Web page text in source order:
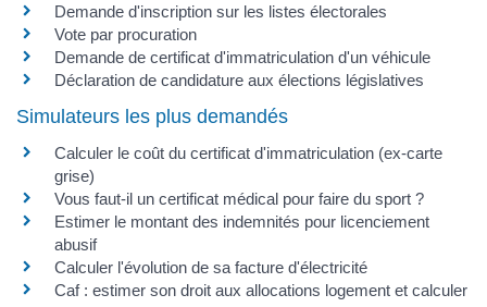
Demande d'inscription sur les listes électorales
Vote par procuration
Demande de certificat d'immatriculation d'un véhicule
Déclaration de candidature aux élections législatives
Simulateurs les plus demandés
Calculer le coût du certificat d'immatriculation (ex-carte
grise)
Vous faut-il un certificat médical pour faire du sport ?
Estimer le montant des indemnités pour licenciement
abusif
Calculer l'évolution de sa facture d'électricité
Caf : estimer son droit aux allocations logement et calculer